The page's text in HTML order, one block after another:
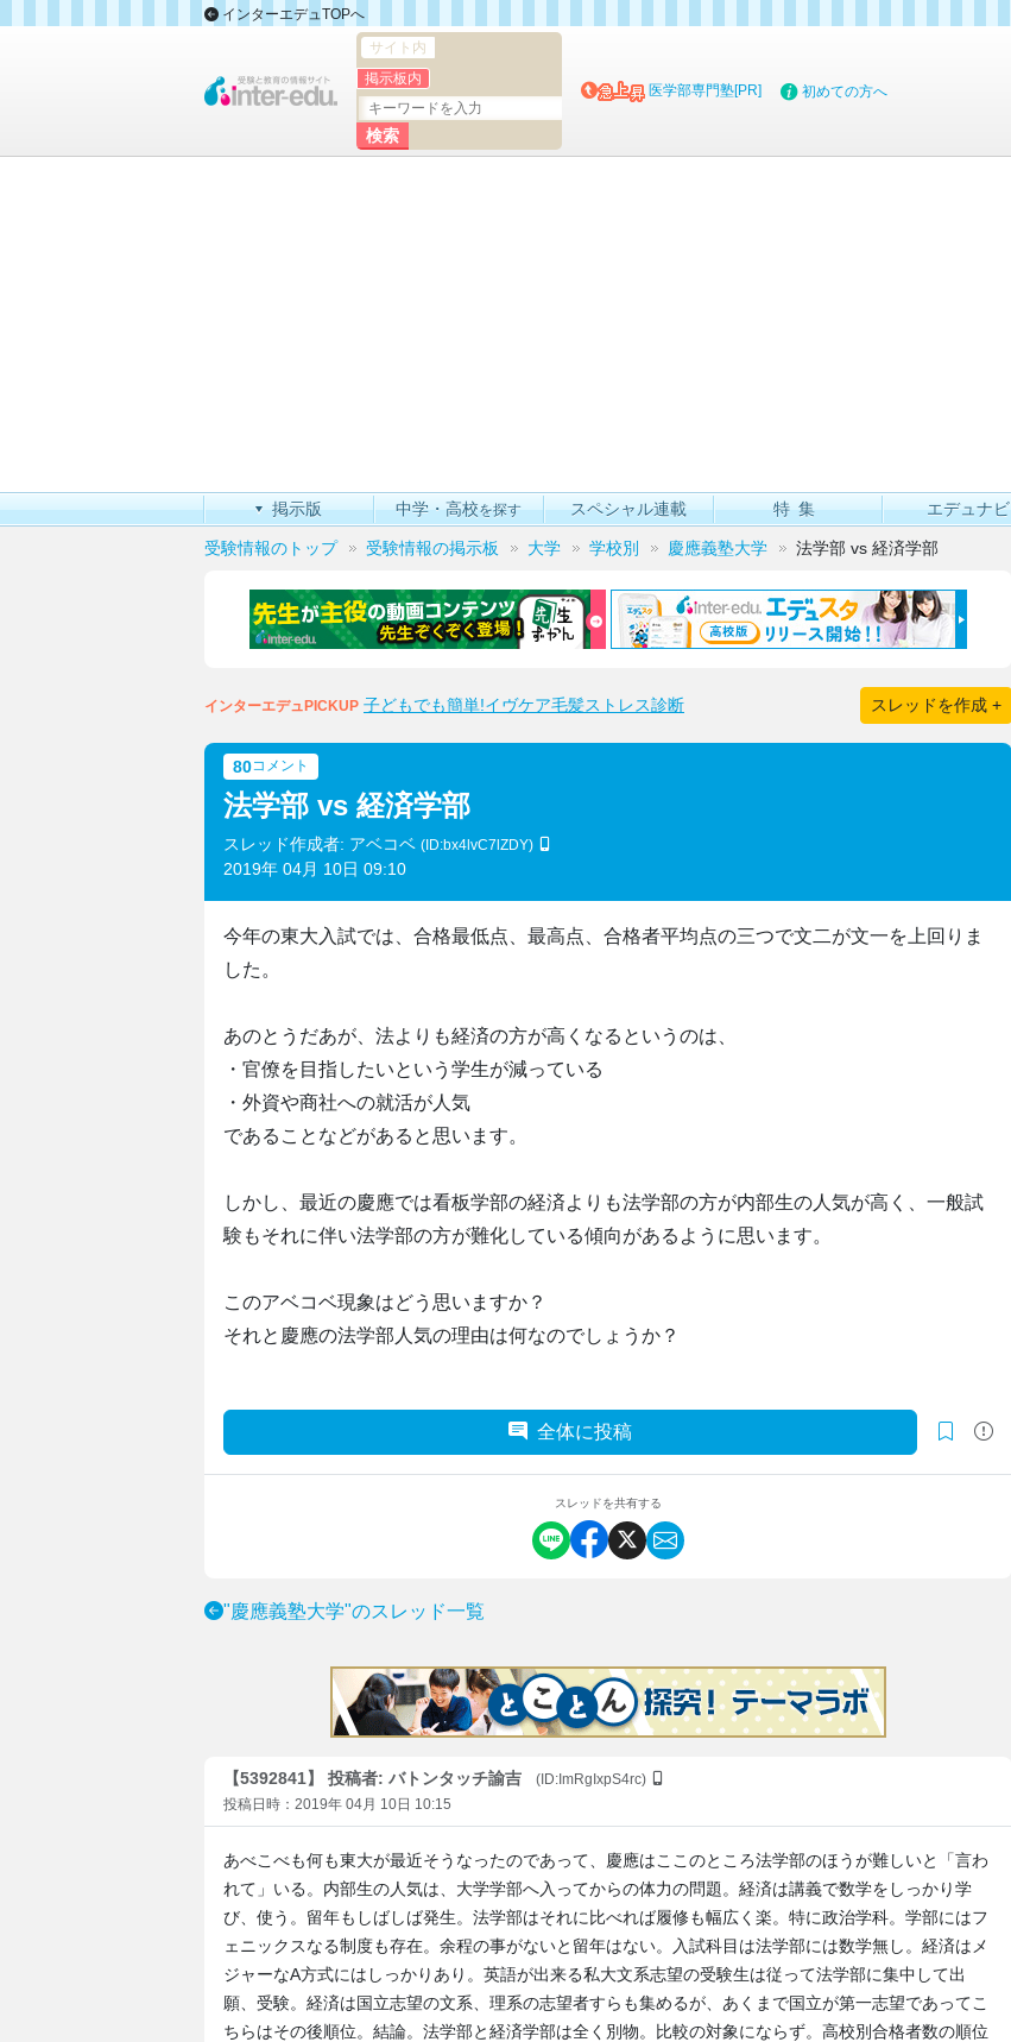
インターエデュTOPへ
サイト内
掲示板内
医学部専門塾[PR] 初めての方へ
掲示版 中学・高校を探す スペシャル連載 特集 エデュナビ
受験情報のトップ 受験情報の掲示板 大学 学校別 慶應義塾大学 法学部 vs 経済学部
インターエデュPICKUP 子どもでも簡単!イヴケア毛髪ストレス診断 スレッドを作成 +
80コメント
法学部 vs 経済学部
スレッド作成者: アベコベ (ID:bx4lvC7lZDY)
2019年 04月 10日 09:10
今年の東大入試では、合格最低点、最高点、合格者平均点の三つで文二が文一を上回りま
した。
あのとうだあが、法よりも経済の方が高くなるというのは、
・官僚を目指したいという学生が減っている
・外資や商社への就活が人気
であることなどがあると思います。
しかし、最近の慶應では看板学部の経済よりも法学部の方が内部生の人気が高く、一般試
験もそれに伴い法学部の方が難化している傾向があるように思います。
このアベコベ現象はどう思いますか？
それと慶應の法学部人気の理由は何なのでしょうか？
全体に投稿
スレッドを共有する
"慶應義塾大学"のスレッド一覧
【5392841】 投稿者: バトンタッチ諭吉
(ID:ImRgIxpS4rc)
投稿日時：2019年 04月 10日 10:15
あべこべも何も東大が最近そうなったのであって、慶應はここのところ法学部のほうが難しいと「言わ
れて」いる。内部生の人気は、大学学部へ入ってからの体力の問題。経済は講義で数学をしっかり学
び、使う。留年もしばしば発生。法学部はそれに比べれば履修も幅広く楽。特に政治学科。学部にはフ
ェニックスなる制度も存在。余程の事がないと留年はない。入試科目は法学部には数学無し。経済はメ
ジャーなA方式にはしっかりあり。英語が出来る私大文系志望の受験生は従って法学部に集中して出
願、受験。経済は国立志望の文系、理系の志望者すらも集めるが、あくまで国立が第一志望であってこ
ちらはその後順位。結論。法学部と経済学部は全く別物。比較の対象にならず。高校別合格者数の順位